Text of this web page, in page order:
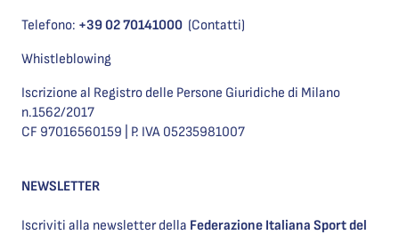
Telefono: +39 02 70141000 (Contatti)
Whistleblowing
Iscrizione al Registro delle Persone Giuridiche di Milano
n.1562/2017
CF 97016560159 | P. IVA 05235981007
NEWSLETTER
Iscriviti alla newsletter della Federazione Italiana Sport del